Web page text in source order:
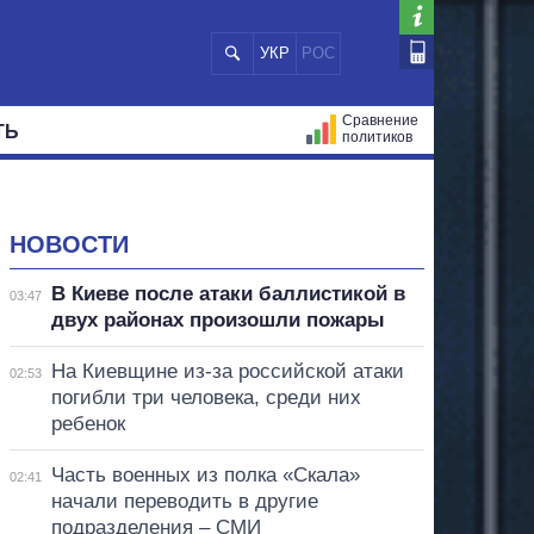
УКР РОС
Сравнение
политиков
НОВОСТИ
03:47
В Киеве после атаки баллистикой в
двух районах произошли пожары
02:53
На Киевщине из-за российской атаки
погибли три человека, среди них
ребенок
02:41
Часть военных из полка «Скала»
начали переводить в другие
подразделения – СМИ